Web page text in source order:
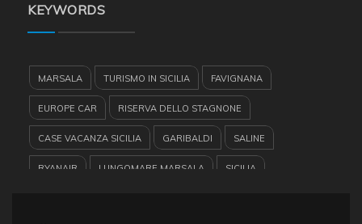
KEYWORDS
MARSALA TURISMO IN SICILIA FAVIGNANA
EUROPE CAR RISERVA DELLO STAGNONE
CASE VACANZA SICILIA GARIBALDI SALINE
RYANAIR LUNGOMARE MARSALA SICILIA